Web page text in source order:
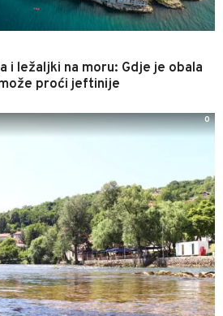
i ležaljki na moru: Gdje je obala
proći jeftinije
0